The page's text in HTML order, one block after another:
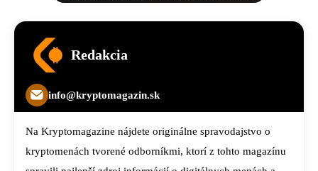
Redakcia
info@kryptomagazin.sk
Na Kryptomagazine nájdete originálne spravodajstvo o
kryptomenách tvorené odborníkmi, ktorí z tohto magazínu